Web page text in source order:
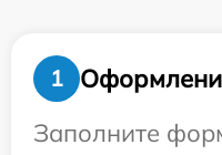
1
Заполните